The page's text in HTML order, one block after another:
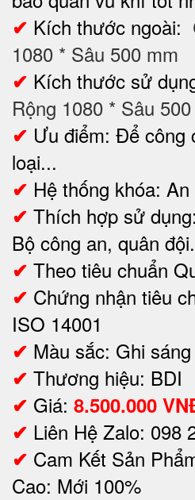
✔ Kích thước ngoài:
1080 * Sâu 500 mm
✔ Kích thước sử
Rộng 1080 * Sâu
✔ Ưu điểm: Để công
loại...
✔ Hệ thống khóa: An
✔ Thích hợp sử dụng:
Bộ công an, quân
✔ Theo tiêu chuẩn
✔ Chứng nhận tiêu
ISO 14001
✔ Màu sắc: Ghi sáng
✔ Thương hiệu: BDI
✔ Giá: 8.500.000
✔ Liên Hệ Zalo: 098
✔ Cam Kết Sản
Cao: Mới 100%